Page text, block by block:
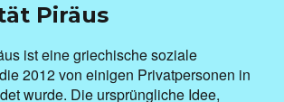
Piräus
ist eine griechische soziale
2012 von einigen Privatpersonen in
wurde. Die ursprüngliche Idee,